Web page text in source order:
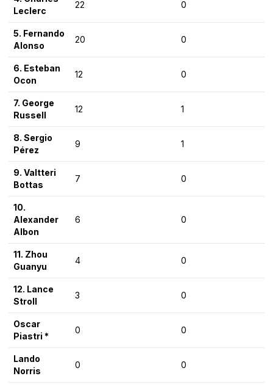
Leclerc
22 0
5. Fernando
Alonso
20 0
6. Esteban
Ocon
12 0
7. George
Russell
12 1
8. Sergio
Pérez
9 1
9. Valtteri
Bottas
7 0
10.
Alexander
Albon
6 0
11. Zhou
Guanyu
4 0
12. Lance
Stroll
3 0
Oscar
Piastri *
0 0
Lando
Norris
0 0